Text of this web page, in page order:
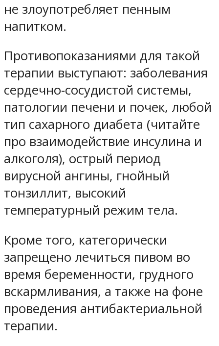
не злоупотребляет пенным
напитком.
Противопоказаниями для такой
терапии выступают: заболевания
сердечно-сосудистой системы,
патологии печени и почек, любой
тип сахарного диабета (читайте
про взаимодействие инсулина и
алкоголя), острый период
вирусной ангины, гнойный
тонзиллит, высокий
температурный режим тела.
Кроме того, категорически
запрещено лечиться пивом во
время беременности, грудного
вскармливания, а также на фоне
проведения антибактериальной
терапии.